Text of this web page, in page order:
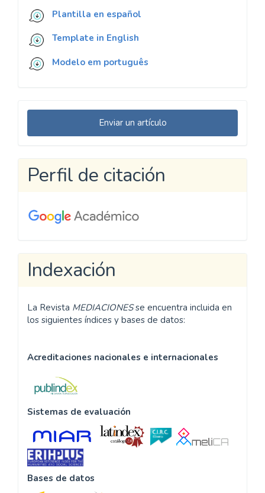
Plantilla en español
Template in English
Modelo em português
Enviar
un
Enviar un artículo
Perfil de citación
Indexación
La Revista MEDIACIONESse encuentra incluida en
los siguientes índices y bases de datos:
Acreditaciones nacionales e internacionales
Sistemas de evaluación
Bases de datos